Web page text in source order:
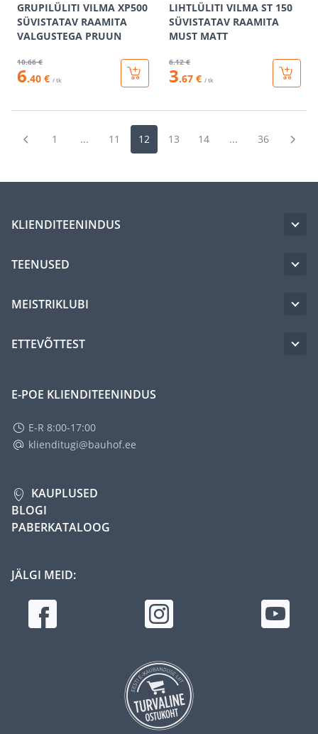
GRUPILÜLITI VILMA XP500
SÜVISTATAV RAAMITA
VALGUSTEGA PRUUN
10.66 €
6.40 € / tk
LIHTLÜLITI VILMA ST 150
SÜVISTATAV RAAMITA
MUST MATT
6.12 €
3.67 € / tk
1 ... 11 12 13 14 ... 36
KLIENDITEENINDUS
TEENUSED
MEISTRIKLUBI
ETTEVÕTTEST
E-POE KLIENDITEENINDUS
E-R 8:00-17:00
klienditugi@bauhof.ee
KAUPLUSED
BLOGI
PABERKATALOOG
JÄLGI MEID: